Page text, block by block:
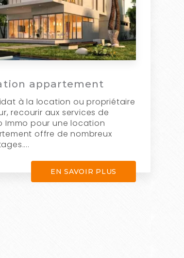
appartement
à la location ou propriétaire
recourir aux services de
Immo pour une location
offre de nombreux
EN SAVOIR PLUS